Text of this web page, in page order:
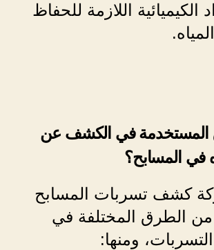
الكيميائية اللازمة للحفاظ
المستخدمة في الكشف عن
في المسابح؟
كشف تسربات المسابح
من الطرق المختلفة في
ومنها: